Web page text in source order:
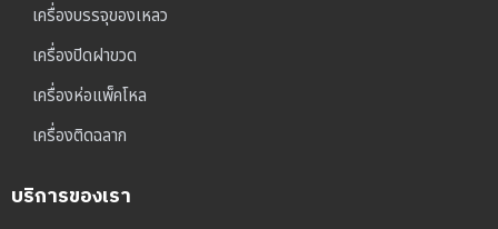
เครื่องบรรจุของเหลว
เครื่องปิดฝาขวด
เครื่องห่อแพ็คโหล
เครื่องติดฉลาก
บริการของเรา